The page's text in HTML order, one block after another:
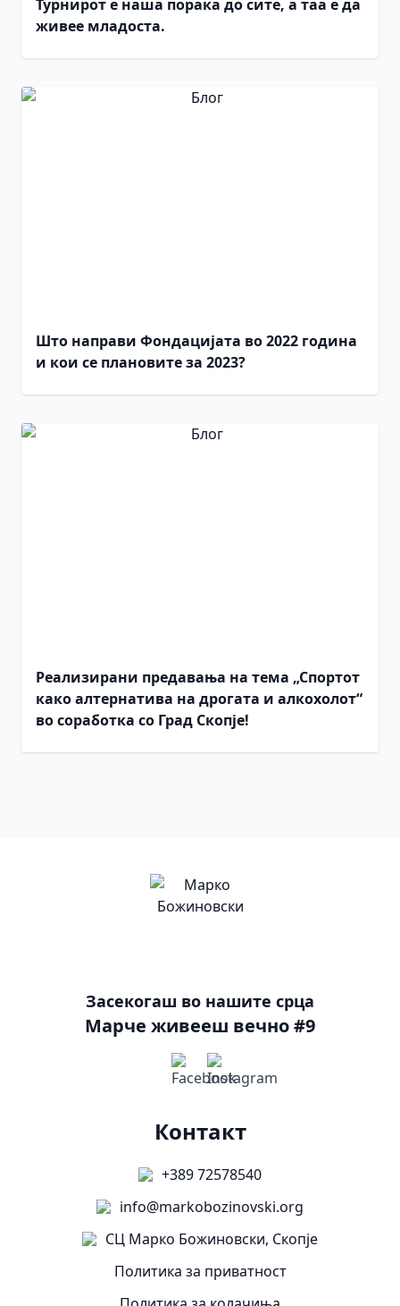
Турнирот е наша порака до сите, а таа е да
живее младоста.
Што направи Фондацијата во 2022 година
и кои се плановите за 2023?
Реализирани предавања на тема „Спортот
како алтернатива на дрогата и алкохолот“
во соработка со Град Скопје!
Засекогаш во нашите срца
Марче живееш вечно #9
Контакт
+389 72578540
info@markobozinovski.org
СЦ Марко Божиновски, Скопје
Политика за приватност